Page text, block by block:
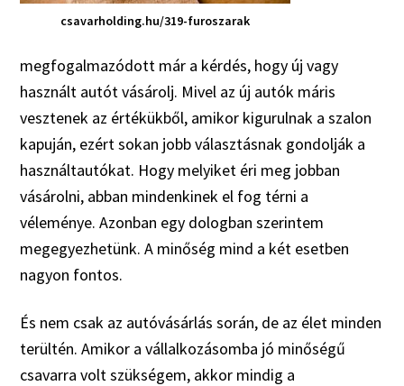
csavarholding.hu/319-furoszarak
megfogalmazódott már a kérdés, hogy új vagy
használt autót vásárolj. Mivel az új autók máris
vesztenek az értékükből, amikor kigurulnak a szalon
kapuján, ezért sokan jobb választásnak gondolják a
használtautókat. Hogy melyiket éri meg jobban
vásárolni, abban mindenkinek el fog térni a
véleménye. Azonban egy dologban szerintem
megegyezhetünk. A minőség mind a két esetben
nagyon fontos.
És nem csak az autóvásárlás során, de az élet minden
terültén. Amikor a vállalkozásomba jó minőségű
csavarra volt szükségem, akkor mindig a